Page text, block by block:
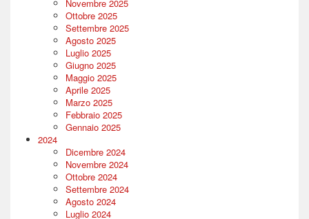
Novembre 2025
Ottobre 2025
Settembre 2025
Agosto 2025
Luglio 2025
Giugno 2025
Maggio 2025
Aprile 2025
Marzo 2025
Febbraio 2025
Gennaio 2025
2024
Dicembre 2024
Novembre 2024
Ottobre 2024
Settembre 2024
Agosto 2024
Luglio 2024